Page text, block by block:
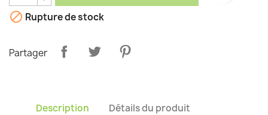
 Rupture de stock
Partager
Description Détails du produit